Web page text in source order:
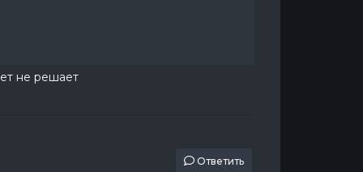
не решает
Ответить